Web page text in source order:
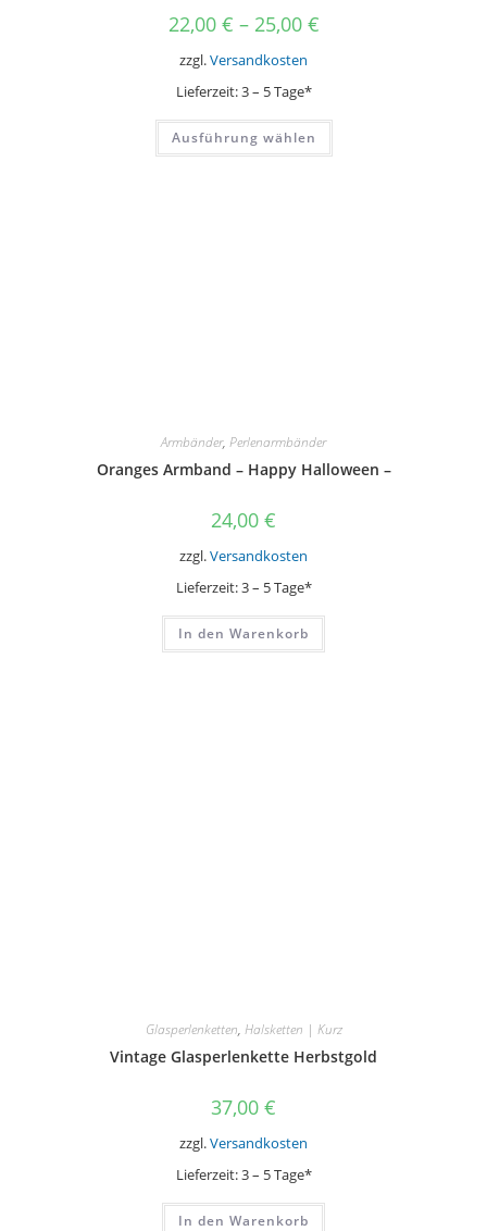
22,00 € – 25,00 €
zzgl.Versandkosten
Lieferzeit:3 – 5 Tage*
Ausführung wählen
Dieses
weist
Armbänder, Perlenarmbänder
Oranges Armband – Happy Halloween –
24,00 €
zzgl.Versandkosten
Lieferzeit:3 – 5 Tage*
In den Warenkorb
Glasperlenketten, Halsketten | Kurz
Vintage Glasperlenkette Herbstgold
37,00 €
zzgl.Versandkosten
Lieferzeit:3 – 5 Tage*
In den Warenkorb